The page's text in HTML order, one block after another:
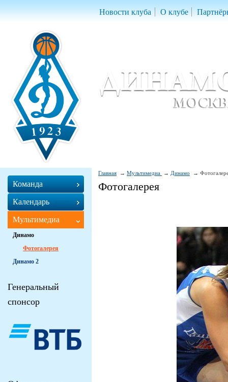
Новости клуба О клубе
Главная Мультимедиа Динамо
Фотогалерея
Команда
Календарь
Мультимедиа
Динамо
Фотогалерея
Динамо 2
Генеральный
спонсор